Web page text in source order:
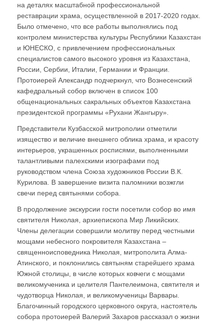
на деталях масштабной профессиональной
реставрации храма, осуществленной в 2017-2020 годах.
Было отмечено, что все работы выполнялись под
контролем министерства культуры Республики Казахстан
и ЮНЕСКО, с привлечением профессиональных
специалистов самого высокого уровня из Казахстана,
России, Сербии, Италии, Германии и Франции.
Протоиерей Александр подчеркнул, что Вознесенский
кафедральный собор включен в список 100
общенациональных сакральных объектов Казахстана
президентской программы «Рухани Жангыру».
Представители Кузбасской митрополии отметили
изящество и величие внешнего облика храма, и красоту
интерьеров, украшенных росписями, выполненными
талантливыми палехскими изографами под
руководством члена Союза художников России В.К.
Курилова. В завершение визита паломники возжгли
свечи перед святынями собора.
В продолжение экскурсии гости посетили собор во имя
святителя Николая, архиепископа Мир Ликийских.
Члены делегации совершили молитву перед честными
мощами небесного покровителя Казахстана –
священноисповедника Николая, митрополита Алма-
Атинского, и поклонились святыням старейшего храма
Южной столицы, в числе которых ковчеги с мощами
великомученика и целителя Пантелеимона, святителя и
чудотворца Николая, и великомученицы Варвары.
Благочинный городского церковного округа, настоятель
собора протоиерей Валерий Захаров рассказал о жизни